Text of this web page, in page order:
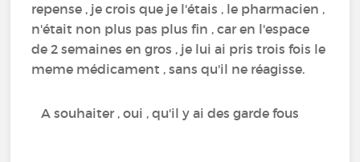
repense , je crois que je l'étais , le pharmacien ,
n'était non plus pas plus fin , car en l'espace
de 2 semaines en gros , je lui ai pris trois fois le
meme médicament , sans qu'il ne réagisse.
A souhaiter , oui , qu'il y ai des garde fous